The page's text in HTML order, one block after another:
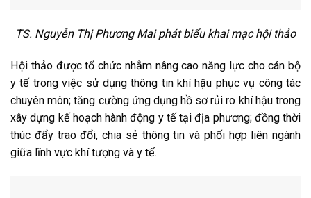
TS. Nguyễn Thị Phương Mai phát biểu khai mạc hội thảo
Hội thảo được tổ chức nhằm nâng cao năng lực cho cán bộ
y tế trong việc sử dụng thông tin khí hậu phục vụ công tác
chuyên môn; tăng cường ứng dụng hồ sơ rủi ro khí hậu trong
xây dựng kế hoạch hành động y tế tại địa phương; đồng thời
thúc đẩy trao đổi, chia sẻ thông tin và phối hợp liên ngành
giữa lĩnh vực khí tượng và y tế.